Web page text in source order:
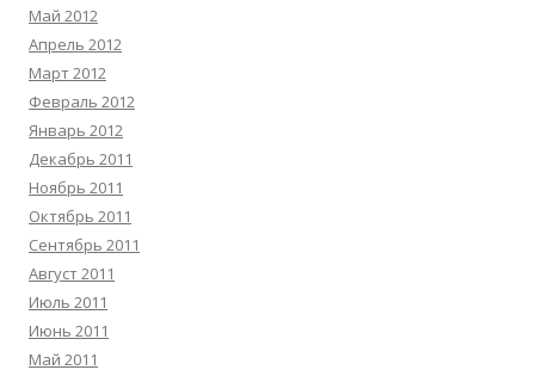
Май 2012
Апрель 2012
Март 2012
Февраль 2012
Январь 2012
Декабрь 2011
Ноябрь 2011
Октябрь 2011
Сентябрь 2011
Август 2011
Июль 2011
Июнь 2011
Май 2011